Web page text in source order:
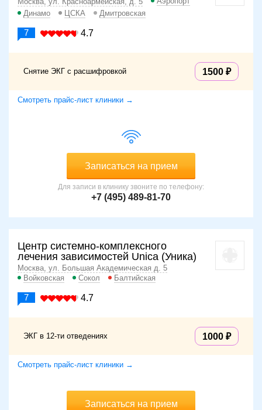
Динамо
ЦСКА Дмитровская
7 4.7
Снятие ЭКГ с расшифровкой 1500
Смотреть прайс-лист клиники →
Записаться на прием
Для записи в клинику звоните по телефону:
+7 (495) 489-81-70
Центр системно-комплексного
лечения зависимостей Unica (Уника)
Москва, ул. Большая Академическая д. 5
Войковская
Сокол Балтийская
7 4.7
ЭКГ в 12-ти отведениях 1000
Смотреть прайс-лист клиники →
Записаться на прием